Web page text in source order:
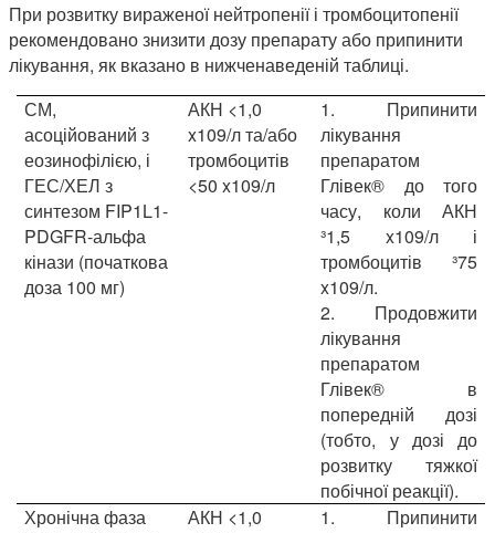
При розвитку вираженої нейтропенії і тромбоцитопенії
рекомендовано знизити дозу препарату або припинити
лікування, як вказано в нижченаведеній таблиці.
СМ,
асоційований з
еозинофілією, і
ГЕС/ХЕЛ з
синтезом FIP1L1-
PDGFR-альфа
кінази (початкова
доза 100 мг)
АКН <1,0
x109/л та/або
тромбоцитів
<50 x109/л
1. Припинити
лікування
препаратом
Глівек® до того
часу, коли АКН
³1,5 x109/л і
тромбоцитів ³75
x109/л.
2. Продовжити
лікування
препаратом
Глівек® в
попередній дозі
(тобто, у дозі до
розвитку тяжкої
побічної реакції).
Хронічна фаза
АКН <1,0
1. Припинити